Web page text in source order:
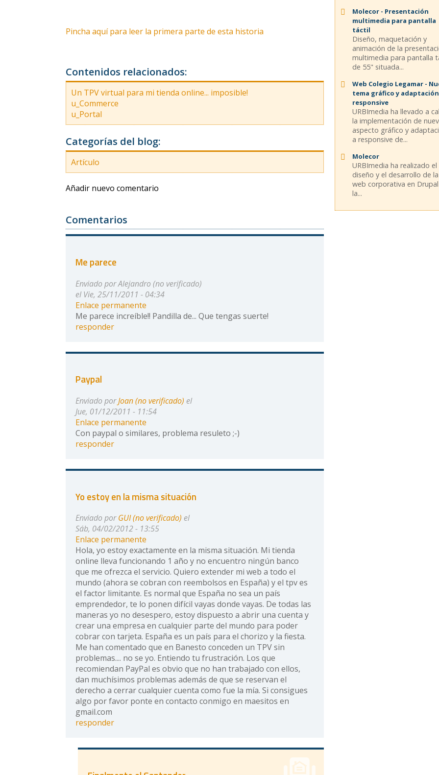
Pincha aquí para leer la primera parte de esta historia
Contenidos relacionados:
Un TPV virtual para mi tienda online... imposible!
u_Commerce
u_Portal
Categorías del blog:
Artículo
Añadir nuevo comentario
Comentarios
Me parece
Enviado porAlejandro (no verificado)
el Vie, 25/11/2011 - 04:34
Enlace permanente
Me parece increíble!! Pandilla de... Que tengas suerte!
responder
Paypal
Enviado porJoan (no verificado) el
Jue, 01/12/2011 - 11:54
Enlace permanente
Con paypal o similares, problema resuleto ;-)
responder
Yo estoy en la misma situación
Enviado porGUI (no verificado) el
Sáb, 04/02/2012 - 13:55
Enlace permanente
Hola, yo estoy exactamente en la misma situación. Mi tienda
online lleva funcionando 1 año y no encuentro ningún banco
que me ofrezca el servicio. Quiero extender mi web a todo el
mundo (ahora se cobran con reembolsos en España) y el tpv es
el factor limitante. Es normal que España no sea un país
emprendedor, te lo ponen difícil vayas donde vayas. De todas las
maneras yo no desespero, estoy dispuesto a abrir una cuenta y
crear una empresa en cualquier parte del mundo para poder
cobrar con tarjeta. España es un país para el chorizo y la fiesta.
Me han comentado que en Banesto conceden un TPV sin
problemas.... no se yo. Entiendo tu frustración. Los que
recomiendan PayPal es obvio que no han trabajado con ellos,
dan muchísimos problemas además de que se reservan el
derecho a cerrar cualquier cuenta como fue la mía. Si consigues
algo por favor ponte en contacto conmigo en maesitos en
gmail.com
responder
Molecor - Presentación
multimedia para pantalla
táctil
Diseño, maquetación y
animación de la
multimedia para pantalla
de 55" situada...
Web Colegio Legamar -
tema gráfico y
responsive
URBImedia ha llevado a
la implementación de
aspecto gráfico y
a responsive de...
Molecor
URBImedia ha realizado el
diseño y el desarrollo de la
web corporativa en
la...